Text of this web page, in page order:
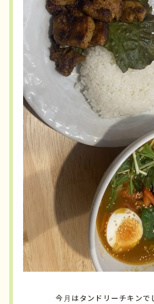
今月はタンドリーチキンで